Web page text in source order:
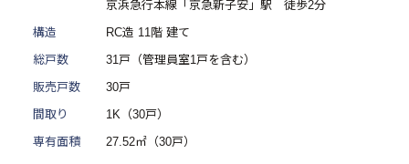
- 採用情報トップ
- 新卒採用
- 記事一覧
京浜急行本線「京急新子安」駅 徒歩2分
構造
RC造 11階 建て
総戸数
31戸（管理員室1戸を含む）
販売戸数
30戸
間取り
1K（30戸）
専有面積
27.52㎡（30戸）